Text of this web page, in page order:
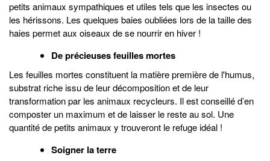
petits animaux sympathiques et utiles tels que les insectes ou
les hérissons. Les quelques baies oubliées lors de la taille des
haies permet aux oiseaux de se nourrir en hiver !
De précieuses feuilles mortes
Les feuilles mortes constituent la matière première de l'humus,
substrat riche issu de leur décomposition et de leur
transformation par les animaux recycleurs. Il est conseillé d’en
composter un maximum et de laisser le reste au sol. Une
quantité de petits animaux y trouveront le refuge idéal !
Soigner la terre